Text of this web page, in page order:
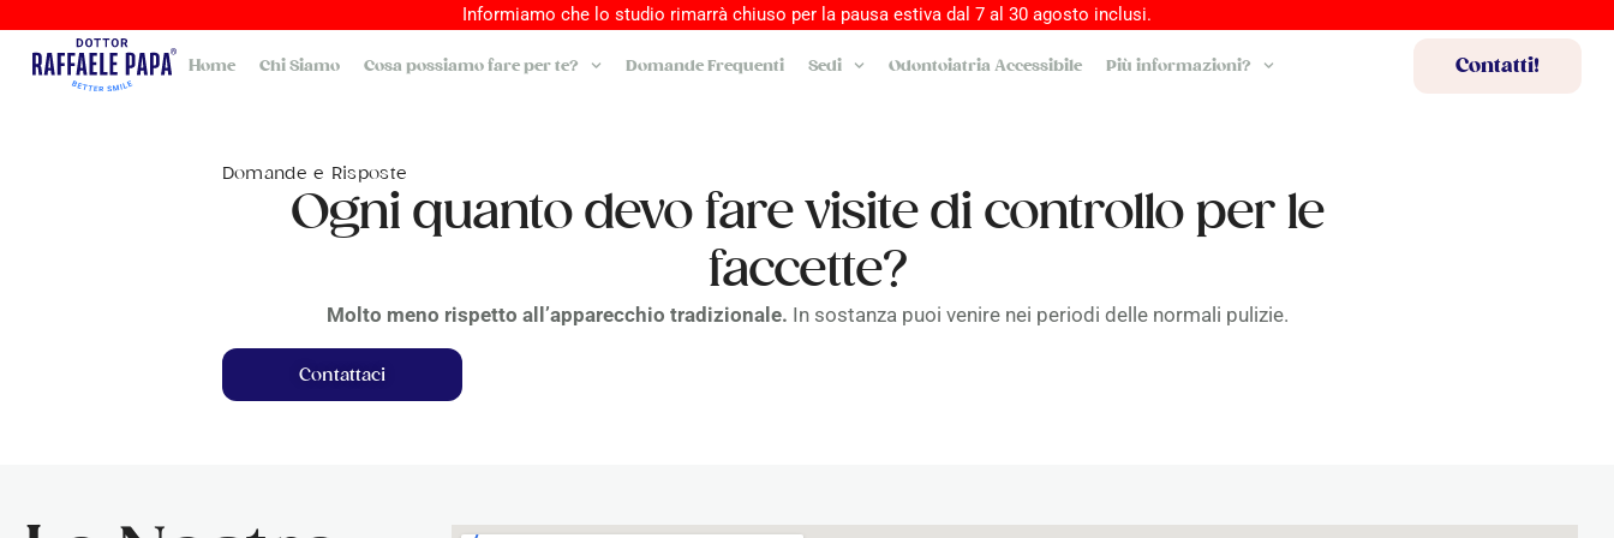
Informiamo che lo studio rimarrà chiuso per la pausa estiva dal 7 al 30 agosto inclusi.
Home Chi Siamo Cosa possiamo fare per te? Domande Frequenti Sedi Odontoiatria Accessibile Più informazioni? Contatti!
Domande e Risposte
Ogni quanto devo fare visite di controllo per le
faccette?
Molto meno rispetto all’apparecchio tradizionale. In sostanza puoi venire nei periodi delle normali pulizie.
Contattaci